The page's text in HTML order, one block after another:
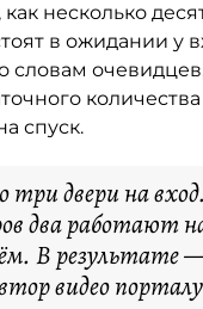
несколько
в ожидании у
словам
спуск.
двери на
два работают
В результате
видео